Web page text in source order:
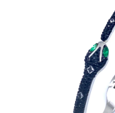
hvězdiček.